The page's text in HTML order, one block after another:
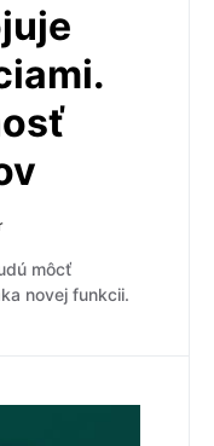
môcť
novej funkcii.